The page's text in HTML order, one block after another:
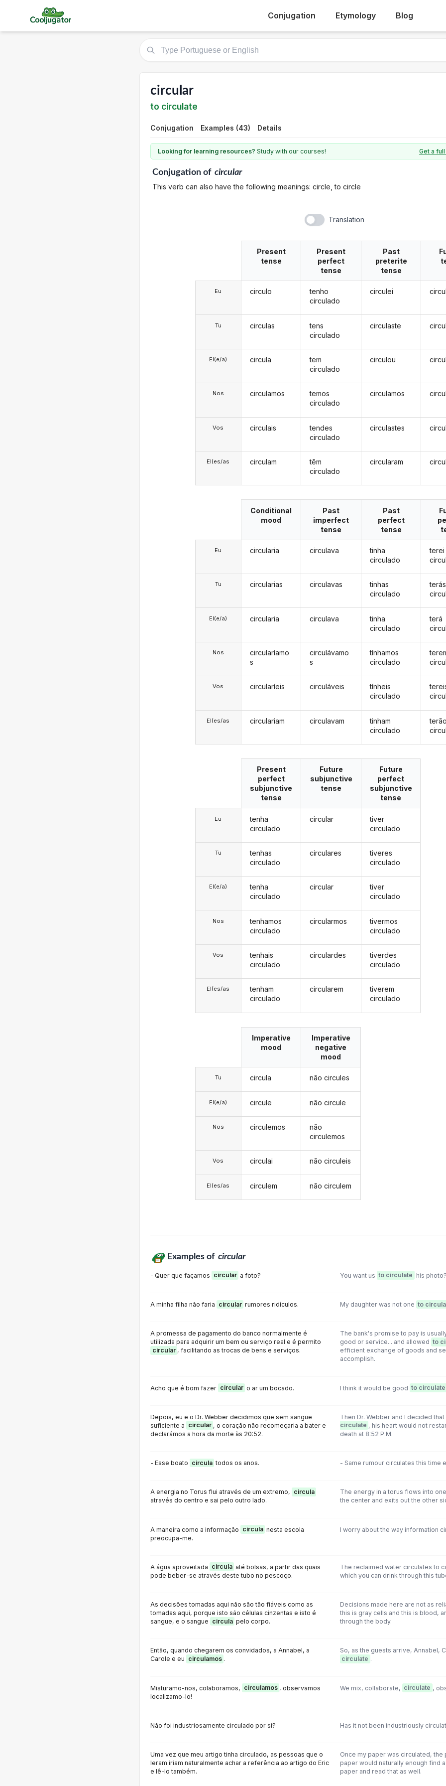
Conjugation Etymology Blog
circular
to circulate
Conjugation Examples (43) Details
Looking for learning resources? Study with our courses! Get a
Conjugationof circular
This verb can also have the following meanings: circle, to circle
Translation
Eu
Tu
El(e/a)
Nos
Vos
El(es/as
Present
tense
circulo
circulas
circula
circulamos
circulais
circulam
Present
perfect
tense
tenho
circulado
tens
circulado
tem
circulado
temos
circulado
tendes
circulado
têm
circulado
Past
preterite
tense
circulei
circulaste
circulou
circulamos
circulastes
circularam
Eu
Tu
El(e/a)
Nos
Vos
El(es/as
Conditional
mood
circularia
circularias
circularia
circularíamo
s
circularíeis
circulariam
Past
imperfect
tense
circulava
circulavas
circulava
circulávamo
s
circuláveis
circulavam
Past
perfect
tense
tinha
circulado
tinhas
circulado
tinha
circulado
tínhamos
circulado
tínheis
circulado
tinham
circulado
terei
terás
terá
terão
Eu
Tu
El(e/a)
Nos
Vos
El(es/as
Present
perfect
subjunctive
tense
tenha
circulado
tenhas
circulado
tenha
circulado
tenhamos
circulado
tenhais
circulado
tenham
circulado
Future
subjunctive
tense
circular
circulares
circular
circularmos
circulardes
circularem
Future
perfect
subjunctive
tense
tiver
circulado
tiveres
circulado
tiver
circulado
tivermos
circulado
tiverdes
circulado
tiverem
circulado
Tu
El(e/a)
Nos
Vos
El(es/as
Imperative
mood
circula
circule
circulemos
circulai
circulem
Imperative
negative
mood
não circules
não circule
não
circulemos
não circuleis
não circulem
Examples of circular
- Quer que façamos circular a foto? You want us to circulate his photo?
A minha filha não faria circular rumores ridículos. My daughter was not one to
A promessa de pagamento do banco normalmente é
utilizada para adquirir um bem ou serviço real e é permito
circular , facilitando as trocas de bens e serviços.
The bank's promise to pay is
good or service... and allowed to
efficient exchange of goods and
accomplish.
Acho que é bom fazer circular o ar um bocado. I think it would be good to circulate
Depois, eu e o Dr. Webber decidimos que sem sangue
suficiente a circular , o coração não recomeçaria a bater e
declarámos a hora da morte às 20:52.
Then Dr. Webber and I decided
circulate , his heart would not
death at 8:52 P.M.
- Esse boato circula todos os anos. - Same rumour circulates this time
A energia no Torus flui através de um extremo, circula
através do centro e sai pelo outro lado.
The energy in a torus flows into
the center and exits out the other
A maneira como a informação circula nesta escola
preocupa-me.
I worry about the way information
A água aproveitada circula até bolsas, a partir das quais
pode beber-se através deste tubo no pescoço.
The reclaimed water circulates to
which you can drink through this
As decisões tomadas aqui não são tão fiáveis como as
tomadas aqui, porque isto são células cinzentas e isto é
sangue, e o sangue circula pelo corpo.
Decisions made here are not as
this is gray cells and this is blood,
through the body.
Então, quando chegarem os convidados, a Annabel, a
Carole e eu circulamos .
So, as the guests arrive, Annabel,
circulate .
Misturamo-nos, colaboramos, circulamos , observamos
localizamo-lo!
We mix, collaborate, circulate ,
Não foi industriosamente circulado por si? Has it not been industriously
Uma vez que meu artigo tinha circulado, as pessoas que o
leram iriam naturalmente achar a referência ao artigo do Eric
e lê-lo também.
Once my paper was circulated, the
paper would naturally enough find
paper and read that as well.